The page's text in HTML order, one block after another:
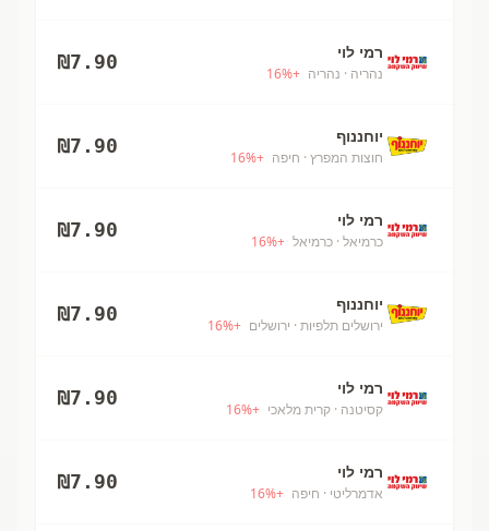
רמי לוי
נהריה · נהריה +
16%
₪7.90
יוחננוף
חוצות המפרץ · חיפה +
16%
₪7.90
רמי לוי
כרמיאל · כרמיאל +
16%
₪7.90
יוחננוף
ירושלים תלפיות · ירושלים +
16%
₪7.90
רמי לוי
קסיטנה · קרית מלאכי +
16%
₪7.90
רמי לוי
אדמרליטי · חיפה +
16%
₪7.90